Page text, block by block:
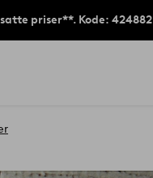
priser**. Kode: 424882